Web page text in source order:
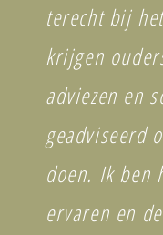
terecht bij
krijgen
adviezen en
geadviseerd
doen. Ik ben
ervaren en